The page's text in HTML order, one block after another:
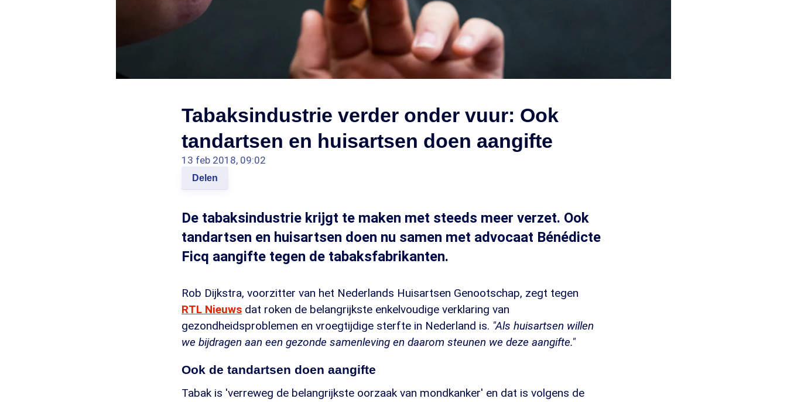
Tabaksindustrie verder onder vuur: Ook
tandartsen en huisartsen doen aangifte
13 feb 2018, 09:02
Delen
De tabaksindustrie krijgt te maken met steeds meer verzet. Ook
tandartsen en huisartsen doen nu samen met advocaat Bénédicte
Ficq aangifte tegen de tabaksfabrikanten.
Rob Dijkstra, voorzitter van het Nederlands Huisartsen Genootschap, zegt tegen
RTL Nieuws dat roken de belangrijkste enkelvoudige verklaring van
gezondheidsproblemen en vroegtijdige sterfte in Nederland is. "Als huisartsen willen
we bijdragen aan een gezonde samenleving en daarom steunen we deze aangifte."
Ook de tandartsen doen aangifte
Tabak is 'verreweg de belangrijkste oorzaak van mondkanker' en dat is volgens de